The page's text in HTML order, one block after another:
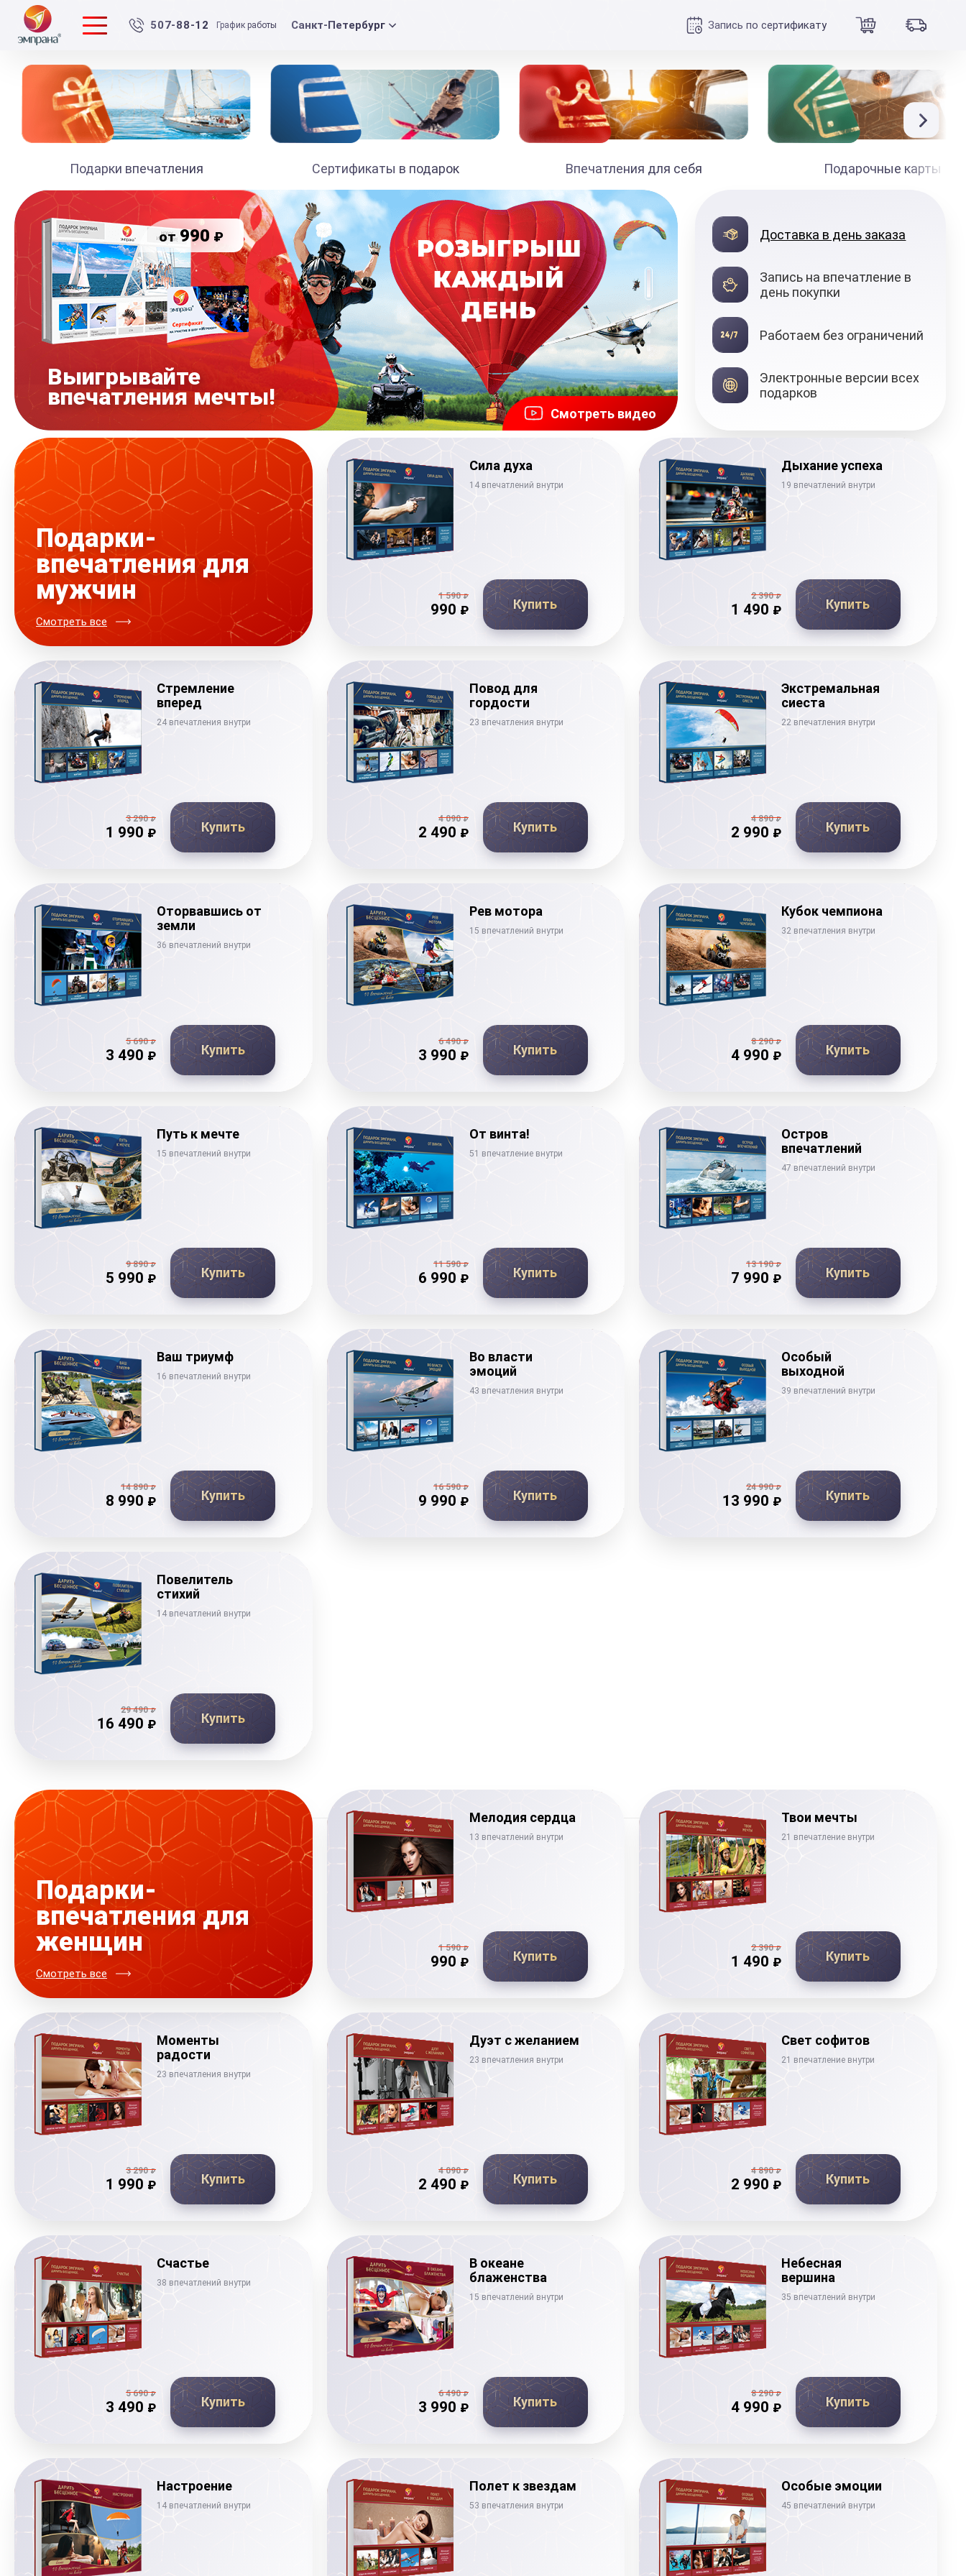
507-88-12 График работы Санкт-Петербург Запись по сертификату
Подарки впечатления Сертификаты в подарок Впечатления для себя Подарочные карты
Смотреть видео
от990 ₽
Выигрывайте
впечатления мечты!
от
Подарочные
сертификаты
Доставка в день заказа
Запись на впечатление в
день покупки
Работаем без ограничений
Электронные версии всех
подарков
Подарки-
впечатления для
мужчин
Смотреть все
Сила духа
14 впечатлений внутри
1 590₽
990 ₽ Купить
Дыхание успеха
19 впечатлений внутри
2 390₽
1 490 ₽ Купить
Стремление
вперед
24 впечатления внутри
3 290₽
1 990 ₽ Купить
Повод для
гордости
23 впечатления внутри
4 090₽
2 490 ₽ Купить
Экстремальная
сиеста
22 впечатления внутри
4 890₽
2 990 ₽ Купить
Оторвавшись от
земли
36 впечатлений внутри
5 690₽
3 490 ₽ Купить
Рев мотора
15 впечатлений внутри
6 490₽
3 990 ₽ Купить
Кубок чемпиона
32 впечатления внутри
8 290₽
4 990 ₽ Купить
Путь к мечте
15 впечатлений внутри
9 890₽
5 990 ₽ Купить
От винта!
51 впечатление внутри
11 590₽
6 990 ₽ Купить
Остров
впечатлений
47 впечатлений внутри
13 190₽
7 990 ₽ Купить
Ваш триумф
16 впечатлений внутри
14 890₽
8 990 ₽ Купить
Во власти
эмоций
43 впечатления внутри
16 590₽
9 990 ₽ Купить
Особый
выходной
39 впечатлений внутри
24 990₽
13 990 ₽ Купить
Повелитель
стихий
14 впечатлений внутри
29 490₽
16 490 ₽ Купить
Подарки-
впечатления для
женщин
Смотреть все
Мелодия сердца
13 впечатлений внутри
1 590₽
990 ₽ Купить
Твои мечты
21 впечатление внутри
2 390₽
1 490 ₽ Купить
Моменты
радости
23 впечатления внутри
3 290₽
1 990 ₽ Купить
Дуэт с желанием
23 впечатления внутри
4 090₽
2 490 ₽ Купить
Свет софитов
21 впечатление внутри
4 890₽
2 990 ₽ Купить
Счастье
38 впечатлений внутри
5 690₽
3 490 ₽ Купить
В океане
блаженства
15 впечатлений внутри
6 490₽
3 990 ₽ Купить
Небесная
вершина
35 впечатлений внутри
8 290₽
4 990 ₽ Купить
Настроение
14 впечатлений внутри
Полет к звездам
53 впечатления внутри
Особые эмоции
45 впечатлений внутри